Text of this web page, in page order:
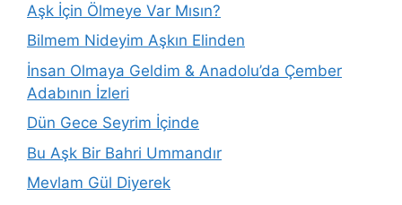
Aşk İçin Ölmeye Var Mısın?
Bilmem Nideyim Aşkın Elinden
İnsan Olmaya Geldim & Anadolu’da Çember
Adabının İzleri
Dün Gece Seyrim İçinde
Bu Aşk Bir Bahri Ummandır
Mevlam Gül Diyerek